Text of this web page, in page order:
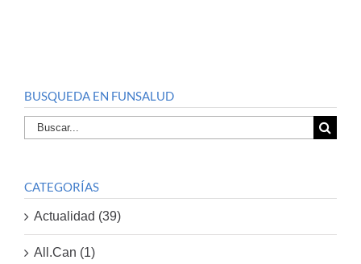
BUSQUEDA EN FUNSALUD
Buscar
por:
CATEGORÍAS
Actualidad (39)
All.Can (1)